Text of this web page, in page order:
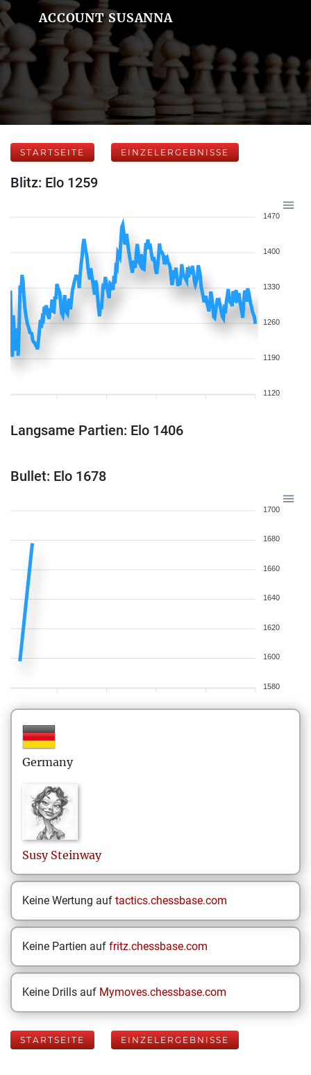
ACCOUNT SUSANNA
STARTSEITE EINZELERGEBNISSE
Blitz: Elo 1259
1470
1400
1330
1260
1190
1120
Langsame Partien: Elo 1406
Bullet: Elo 1678
1700
1680
1660
1640
1620
1600
1580
Germany
Susy Steinway
Keine Wertung auf tactics.chessbase.com
Keine Partien auf fritz.chessbase.com
Keine Drills auf Mymoves.chessbase.com
STARTSEITE EINZELERGEBNISSE